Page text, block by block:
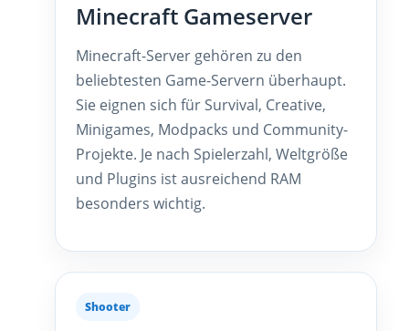
Minecraft Gameserver
Minecraft-Server gehören zu den
beliebtesten Game-Servern überhaupt.
Sie eignen sich für Survival, Creative,
Minigames, Modpacks und Community-
Projekte. Je nach Spielerzahl, Weltgröße
und Plugins ist ausreichend RAM
besonders wichtig.
Shooter